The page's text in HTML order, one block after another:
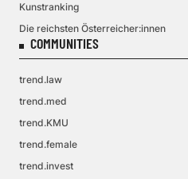
Kunstranking
Die reichsten Österreicher:innen
COMMUNITIES
trend.law
trend.med
trend.KMU
trend.female
trend.invest